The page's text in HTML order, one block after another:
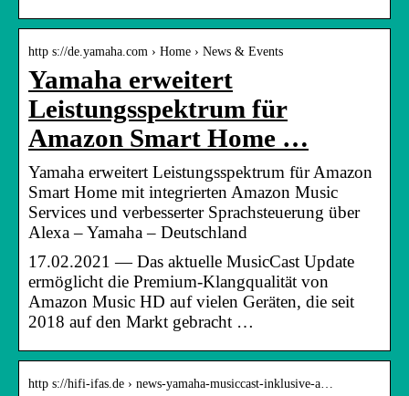
http s://de.yamaha.com › Home › News & Events
Yamaha erweitert
Leistungsspektrum für
Amazon Smart Home …
Yamaha erweitert Leistungsspektrum für Amazon
Smart Home mit integrierten Amazon Music
Services und verbesserter Sprachsteuerung über
Alexa – Yamaha – Deutschland
17.02.2021 — Das aktuelle MusicCast Update
ermöglicht die Premium-Klangqualität von
Amazon Music HD auf vielen Geräten, die seit
2018 auf den Markt gebracht …
http s://hifi-ifas.de › news-yamaha-musiccast-inklusive-a…